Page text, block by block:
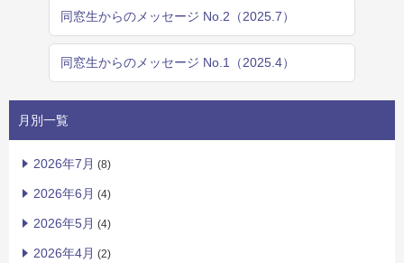
同窓生からのメッセージ No.2（2025.7）
同窓生からのメッセージ No.1（2025.4）
月別一覧
2026年7月 (8)
2026年6月 (4)
2026年5月 (4)
2026年4月 (2)